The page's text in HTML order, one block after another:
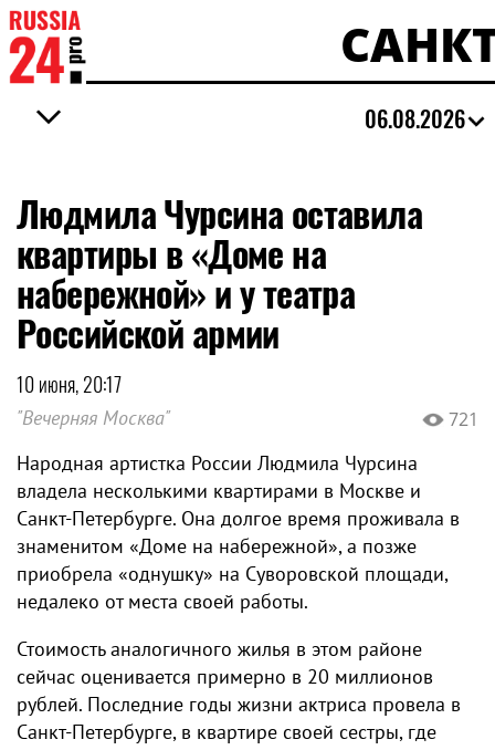
06.08.2026
Людмила Чурсина оставила
квартиры в «Доме на
набережной» и у театра
Российской армии
10 июня, 20:17
"Вечерняя Москва" 721
Народная артистка России Людмила Чурсина
владела несколькими квартирами в Москве и
Санкт-Петербурге. Она долгое время проживала в
знаменитом «Доме на набережной», а позже
приобрела «однушку» на Суворовской площади,
недалеко от места своей работы.
Стоимость аналогичного жилья в этом районе
сейчас оценивается примерно в 20 миллионов
рублей. Последние годы жизни актриса провела в
Санкт-Петербурге, в квартире своей сестры, где